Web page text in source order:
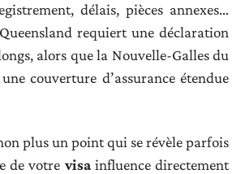
délais, pièces annexes…
requiert une déclaration
alors que la Nouvelle-Galles du
couverture d’assurance étendue
plus un point qui se révèle parfois
de votre visainfluence directement